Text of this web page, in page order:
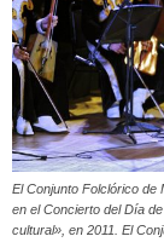
El Conjunto Folclórico de
en el Concierto del Día
cultural», en 2011. El